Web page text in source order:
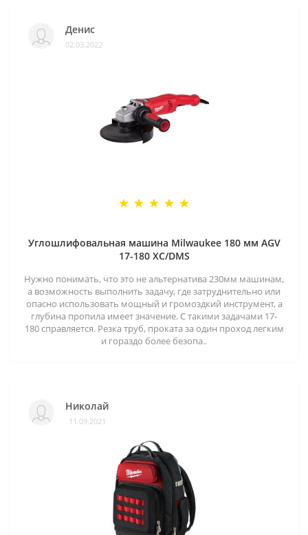
Денис
02.03.2022
Углошлифовальная машина Milwaukee 180 мм AGV
17-180 XC/DMS
Нужно понимать, что это не альтернатива 230мм машинам,
а возможность выполнить задачу, где затруднительно или
опасно использовать мощный и громоздкий инструмент, а
глубина пропила имеет значение. С такими задачами 17-
180 справляется. Резка труб, проката за один проход легким
и гораздо более безопа..
Николай
11.09.2021